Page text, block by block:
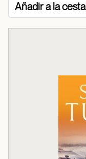
Añadir a la cesta